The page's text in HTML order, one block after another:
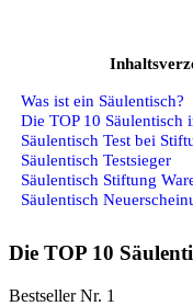
Was ist ein Säulentisch?
Die TOP 10 Säulentisch
Säulentisch Test bei
Säulentisch Testsieger
Säulentisch Stiftung
Säulentisch
Die TOP 10
Bestseller Nr. 1